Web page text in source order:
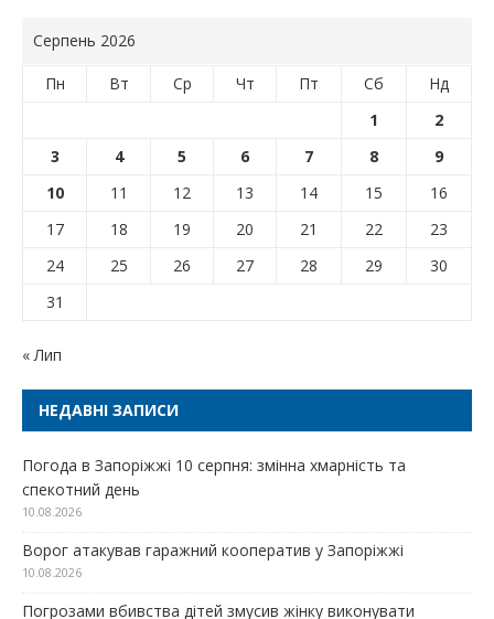
Серпень 2026
Пн Вт Ср Чт Пт Сб
Нд
1
2
3
4 5 6 7 8
9
10
11 12 13 14 15
16
17
18 19 20 21 22
23
24
25 26 27 28 29
30
31
« Лип
НЕДАВНІ ЗАПИСИ
Погода в Запоріжжі 10 серпня: змінна хмарність та
спекотний день
10.08.2026
Ворог атакував гаражний кооператив у Запоріжжі
10.08.2026
Погрозами вбивства дітей змусив жінку виконувати